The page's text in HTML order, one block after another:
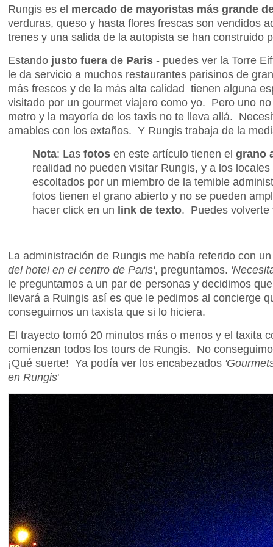
Rungis es el mercado de mayoristas más grande
verduras, queso y hasta flores frescas son vendidos
trenes y una salida de la autopista se han construido
Estando justo fuera de Paris - puedes ver la Torre
le da servicio a muchos restaurantes parisinos de
más frescos y de la más alta calidad tienen alguna
visitado por un gourmet viajero como yo. Pero uno
metro y la mayoría de los taxis no te lleva allá.
amables con los extaños. Y Rungis trabaja de la
Nota: Las fotos en este artículo tienen el grano
realidad no pueden visitar Rungis, y a los
escoltados por un miembro de la temible
fotos tienen el grano abierto y no se pueden
hacer click en un link de texto. Puedes volverte
La administración de Rungis me había referido con
del hotel en el centro de Paris', preguntamos.
le preguntamos a un par de personas y decidimos
llevará a Ruingis así es que le pedimos al concierge
conseguirnos un taxista que si lo hiciera.
El trayecto tomó 20 minutos más o menos y el taxita
comienzan todos los tours de Rungis. No
¡Qué suerte! Ya podía ver los encabezados
en Rungis'